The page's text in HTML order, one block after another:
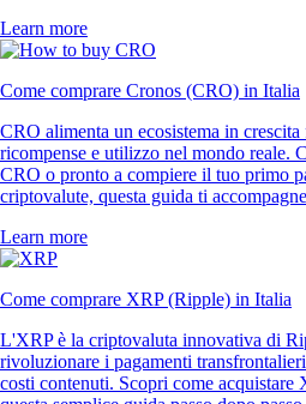
Learn more
Come comprare Cronos (CRO) in Italia
CRO alimenta un ecosistema in
ricompense e utilizzo nel mondo reale.
CRO o pronto a compiere il tuo primo
criptovalute, questa guida ti
Learn more
Come comprare XRP (Ripple) in Italia
L'XRP è la criptovaluta innovativa di
rivoluzionare i pagamenti
costi contenuti. Scopri come acquistare